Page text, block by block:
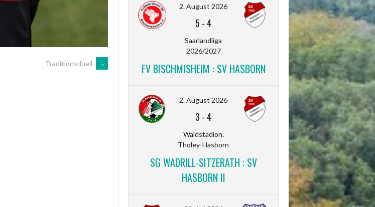
Traditionsduell →
2. August 2026
5 - 4
Saarlandliga
2026/2027
FV BISCHMISHEIM : SV HASBORN
2. August 2026
3 - 4
Waldstadion.
Tholey-Hasborn
SG WADRILL-SITZERATH : SV
HASBORN II